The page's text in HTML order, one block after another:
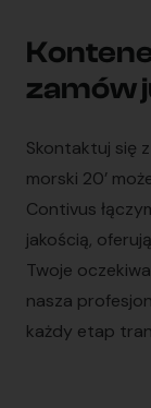
zamów
Skontaktuj się
morski 20’
Contivus
jakością,
Twoje
nasza
każdy etap